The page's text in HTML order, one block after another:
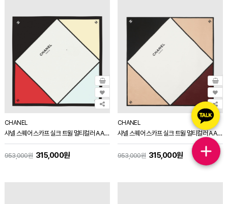
CHANEL
샤넬 스퀘어 스카프 실크 트윌 멀티컬러 AAB944
953,000원 315,000원
CHANEL
샤넬 스퀘어 스카프 실크 트윌 멀티컬러 AAB944
953,000원 315,000원